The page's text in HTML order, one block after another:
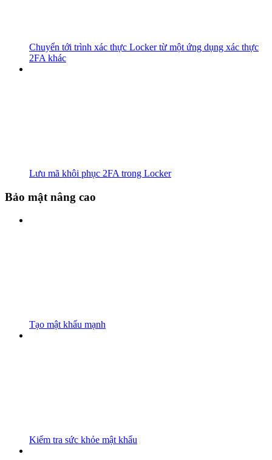
Chuyển tới trình xác thực Locker từ một ứng dụng xác thực
2FA khác
Lưu mã khôi phục 2FA trong Locker
Bảo mật nâng cao
Tạo mật khẩu mạnh
Kiểm tra sức khỏe mật khẩu